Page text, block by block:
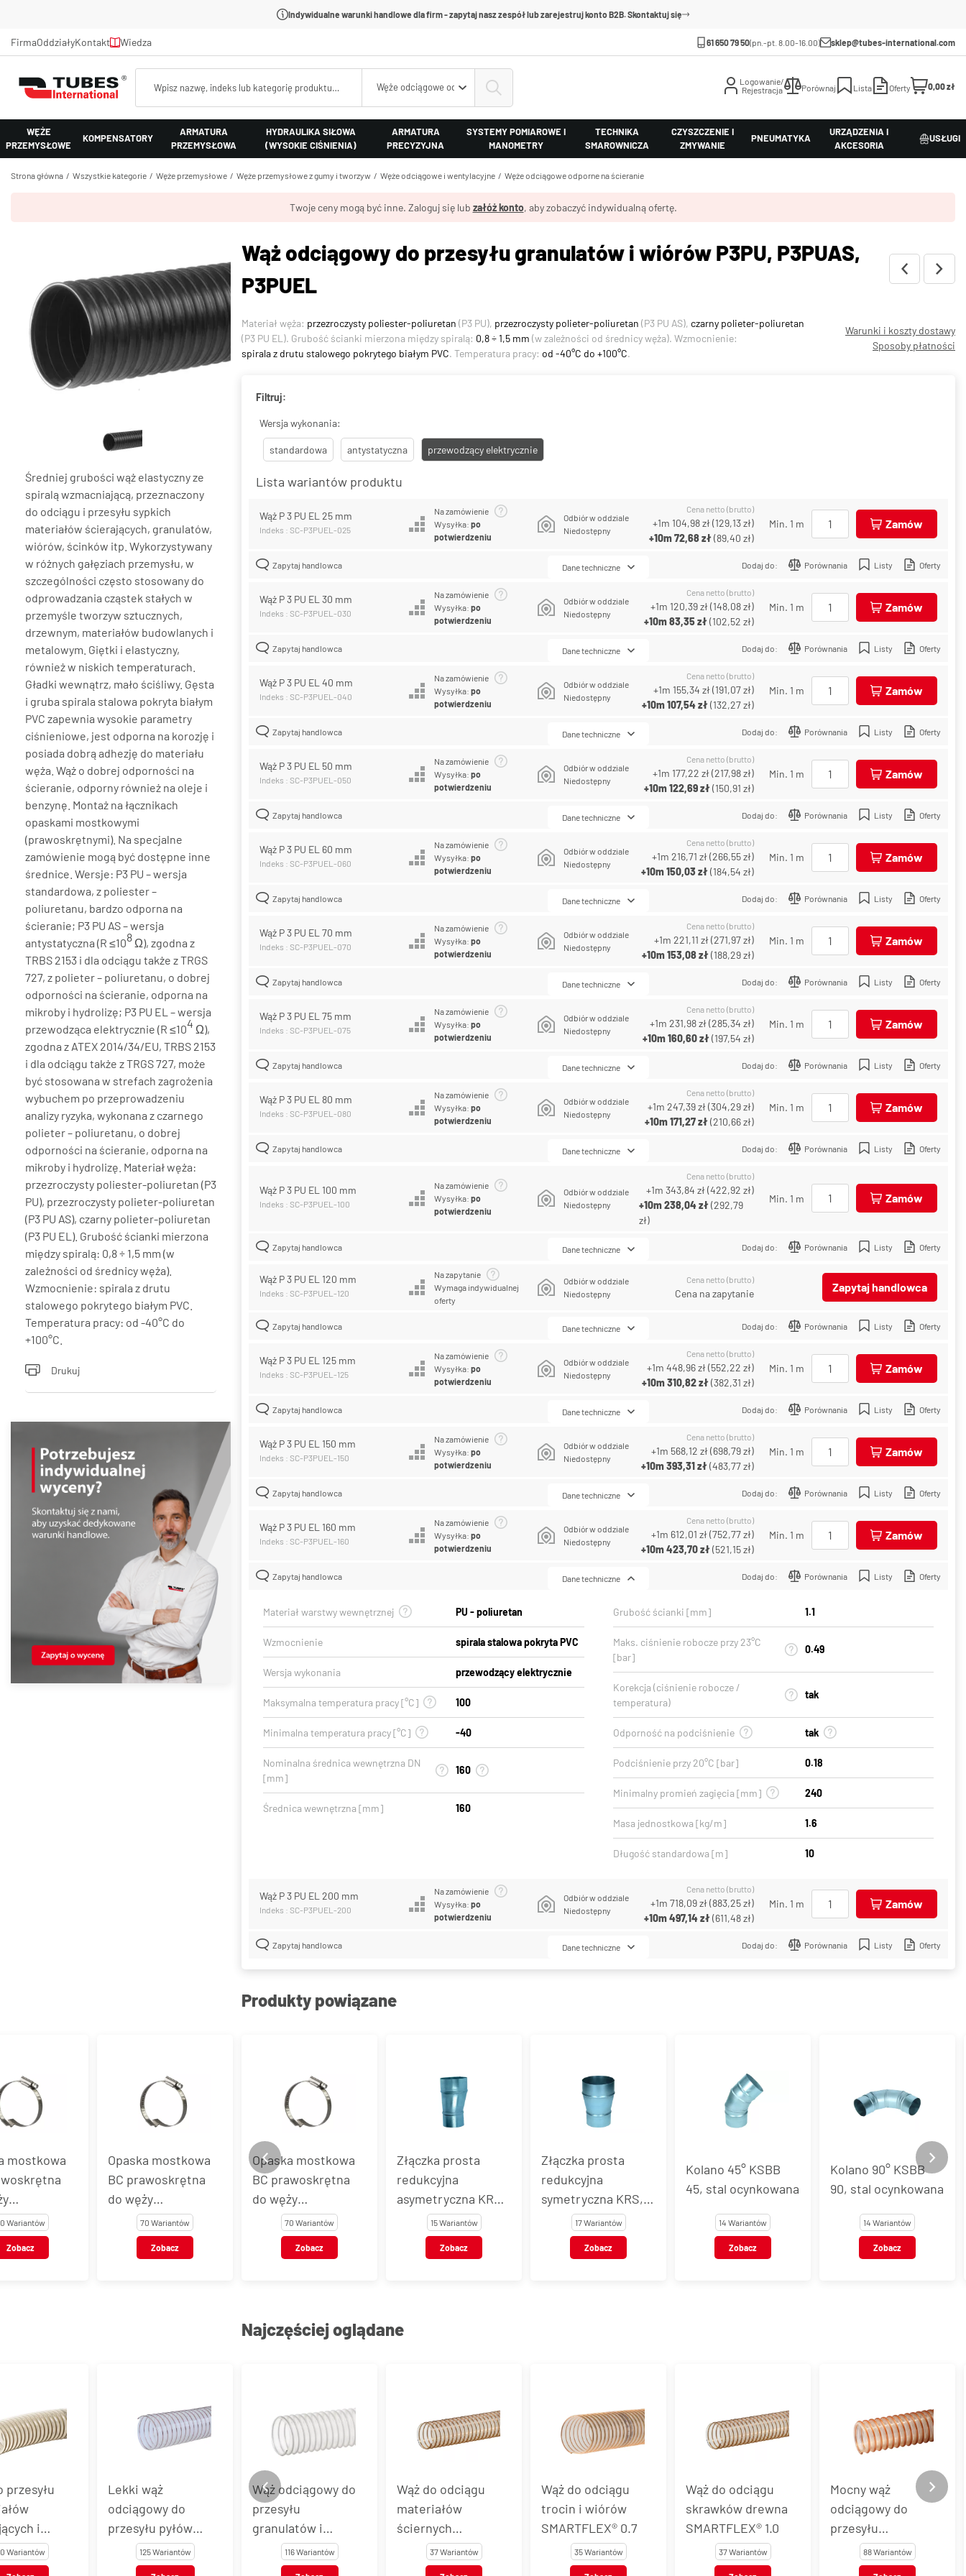
Indywidualne warunki handlowe dla firm - zapytaj nasz zespół lub zarejestruj konto B2B. Skontaktuj się
FirmaOddziałyKontakt Wiedza 61 650 79 50(pn.-pt. 8.00-16.00) sklep@tubes-international.com
Węże odciągowe odporne na ścieranie
Logowanie/
Rejestracja
Porównaj Lista Oferty 0,00 zł
WĘŻE
PRZEMYSŁOWE
KOMPENSATORY
ARMATURA
PRZEMYSŁOWA
HYDRAULIKA SIŁOWA
(WYSOKIE CIŚNIENIA)
ARMATURA
PRECYZYJNA
SYSTEMY POMIAROWE I
MANOMETRY
TECHNIKA
SMAROWNICZA
CZYSZCZENIE I
ZMYWANIE
PNEUMATYKA
URZĄDZENIA I
AKCESORIA
USŁUGI
Strona główna Wszystkie kategorie Węże przemysłowe Węże przemysłowe z gumy i tworzyw Węże odciągowe i wentylacyjne Węże odciągowe odporne na ścieranie
Twoje ceny mogą być inne. Zaloguj się lub załóż konto, aby zobaczyć indywidualną ofertę.
Średniej grubości wąż elastyczny ze
spiralą wzmacniającą, przeznaczony
do odciągu i przesyłu sypkich
materiałów ścierających, granulatów,
wiórów, ścinków itp. Wykorzystywany
w różnych gałęziach przemysłu, w
szczególności często stosowany do
odprowadzania cząstek stałych w
przemyśle tworzyw sztucznych,
drzewnym, materiałów budowlanych i
metalowym. Giętki i elastyczny,
również w niskich temperaturach.
Gładki wewnątrz, mało ściśliwy. Gęsta
i gruba spirala stalowa pokryta białym
PVC zapewnia wysokie parametry
ciśnieniowe, jest odporna na korozję i
posiada dobrą adhezję do materiału
węża. Wąż o dobrej odporności na
ścieranie, odporny również na oleje i
benzynę. Montaż na łącznikach
opaskami mostkowymi
(prawoskrętnymi). Na specjalne
zamówienie mogą być dostępne inne
średnice. Wersje: P3 PU – wersja
standardowa, z poliester –
poliuretanu, bardzo odporna na
ścieranie; P3 PU AS – wersja
antystatyczna (R ≤108 Ω), zgodna z
TRBS 2153 i dla odciągu także z TRGS
727, z polieter – poliuretanu, o dobrej
odporności na ścieranie, odporna na
mikroby i hydrolizę; P3 PU EL – wersja
przewodząca elektrycznie (R ≤104 Ω),
zgodna z ATEX 2014/34/EU, TRBS 2153
i dla odciągu także z TRGS 727, może
być stosowana w strefach zagrożenia
wybuchem po przeprowadzeniu
analizy ryzyka, wykonana z czarnego
polieter – poliuretanu, o dobrej
odporności na ścieranie, odporna na
mikroby i hydrolizę. Materiał węża:
przezroczysty poliester-poliuretan (P3
PU), przezroczysty polieter-poliuretan
(P3 PU AS), czarny polieter-poliuretan
(P3 PU EL). Grubość ścianki mierzona
między spiralą: 0,8 ÷ 1,5 mm (w
zależności od średnicy węża).
Wzmocnienie: spirala z drutu
stalowego pokrytego białym PVC.
Temperatura pracy: od -40°C do
+100°C.
Drukuj
Wąż odciągowy do przesyłu granulatów i wiórów P3PU, P3PUAS,
P3PUEL
Materiał węża: przezroczysty poliester-poliuretan (P3 PU), przezroczysty polieter-poliuretan (P3 PU AS), czarny polieter-poliuretan
(P3 PU EL). Grubość ścianki mierzona między spiralą: 0,8 ÷ 1,5 mm (w zależności od średnicy węża). Wzmocnienie:
spirala z drutu stalowego pokrytego białym PVC. Temperatura pracy: od -40°C do +100°C.
Warunki i koszty dostawy
Sposoby płatności
Filtruj:
Wersja wykonania:
standardowa antystatyczna przewodzący elektrycznie
Lista wariantów produktu
Wąż P 3 PU EL 25 mm
Indeks : SC-P3PUEL-025
Na zamówienie
Wysyłka:po
potwierdzeniu
Odbiór w oddziale
Niedostępny
Cena netto (brutto)
+1m 104,98 zł(129,13 zł)
+10m72,68 zł(89,40 zł)
Min. 1 m Zamów
Zapytaj handlowca Dodaj do: Porównania Listy Oferty
Dane techniczne
Wąż P 3 PU EL 30 mm
Indeks : SC-P3PUEL-030
Na zamówienie
Wysyłka:po
potwierdzeniu
Odbiór w oddziale
Niedostępny
Cena netto (brutto)
+1m 120,39 zł(148,08 zł)
+10m83,35 zł(102,52 zł)
Min. 1 m Zamów
Zapytaj handlowca Dodaj do: Porównania Listy Oferty
Dane techniczne
Wąż P 3 PU EL 40 mm
Indeks : SC-P3PUEL-040
Na zamówienie
Wysyłka:po
potwierdzeniu
Odbiór w oddziale
Niedostępny
Cena netto (brutto)
+1m 155,34 zł(191,07 zł)
+10m107,54 zł(132,27 zł)
Min. 1 m Zamów
Zapytaj handlowca Dodaj do: Porównania Listy Oferty
Dane techniczne
Wąż P 3 PU EL 50 mm
Indeks : SC-P3PUEL-050
Na zamówienie
Wysyłka:po
potwierdzeniu
Odbiór w oddziale
Niedostępny
Cena netto (brutto)
+1m 177,22 zł(217,98 zł)
+10m122,69 zł(150,91 zł)
Min. 1 m Zamów
Zapytaj handlowca Dodaj do: Porównania Listy Oferty
Dane techniczne
Wąż P 3 PU EL 60 mm
Indeks : SC-P3PUEL-060
Na zamówienie
Wysyłka:po
potwierdzeniu
Odbiór w oddziale
Niedostępny
Cena netto (brutto)
+1m 216,71 zł(266,55 zł)
+10m150,03 zł(184,54 zł)
Min. 1 m Zamów
Zapytaj handlowca Dodaj do: Porównania Listy Oferty
Dane techniczne
Wąż P 3 PU EL 70 mm
Indeks : SC-P3PUEL-070
Na zamówienie
Wysyłka:po
potwierdzeniu
Odbiór w oddziale
Niedostępny
Cena netto (brutto)
+1m 221,11 zł(271,97 zł)
+10m153,08 zł(188,29 zł)
Min. 1 m Zamów
Zapytaj handlowca Dodaj do: Porównania Listy Oferty
Dane techniczne
Wąż P 3 PU EL 75 mm
Indeks : SC-P3PUEL-075
Na zamówienie
Wysyłka:po
potwierdzeniu
Odbiór w oddziale
Niedostępny
Cena netto (brutto)
+1m 231,98 zł(285,34 zł)
+10m160,60 zł(197,54 zł)
Min. 1 m Zamów
Zapytaj handlowca Dodaj do: Porównania Listy Oferty
Dane techniczne
Wąż P 3 PU EL 80 mm
Indeks : SC-P3PUEL-080
Na zamówienie
Wysyłka:po
potwierdzeniu
Odbiór w oddziale
Niedostępny
Cena netto (brutto)
+1m 247,39 zł(304,29 zł)
+10m171,27 zł(210,66 zł)
Min. 1 m Zamów
Zapytaj handlowca Dodaj do: Porównania Listy Oferty
Dane techniczne
Wąż P 3 PU EL 100 mm
Indeks : SC-P3PUEL-100
Na zamówienie
Wysyłka:po
potwierdzeniu
Odbiór w oddziale
Niedostępny
Cena netto (brutto)
+1m 343,84 zł(422,92 zł)
+10m238,04 zł(292,79
zł)
Min. 1 m Zamów
Zapytaj handlowca Dodaj do: Porównania Listy Oferty
Dane techniczne
Wąż P 3 PU EL 120 mm
Indeks : SC-P3PUEL-120
Na zapytanie
Wymaga indywidualnej
oferty
Odbiór w oddziale
Niedostępny
Cena netto (brutto)
Cena na zapytanie Zapytaj handlowca
Zapytaj handlowca Dodaj do: Porównania Listy Oferty
Dane techniczne
Wąż P 3 PU EL 125 mm
Indeks : SC-P3PUEL-125
Na zamówienie
Wysyłka:po
potwierdzeniu
Odbiór w oddziale
Niedostępny
Cena netto (brutto)
+1m 448,96 zł(552,22 zł)
+10m310,82 zł(382,31 zł)
Min. 1 m Zamów
Zapytaj handlowca Dodaj do: Porównania Listy Oferty
Dane techniczne
Wąż P 3 PU EL 150 mm
Indeks : SC-P3PUEL-150
Na zamówienie
Wysyłka:po
potwierdzeniu
Odbiór w oddziale
Niedostępny
Cena netto (brutto)
+1m 568,12 zł(698,79 zł)
+10m393,31 zł(483,77 zł)
Min. 1 m Zamów
Zapytaj handlowca Dodaj do: Porównania Listy Oferty
Dane techniczne
Wąż P 3 PU EL 160 mm
Indeks : SC-P3PUEL-160
Na zamówienie
Wysyłka:po
potwierdzeniu
Odbiór w oddziale
Niedostępny
Cena netto (brutto)
+1m 612,01 zł(752,77 zł)
+10m423,70 zł(521,15 zł)
Min. 1 m Zamów
Zapytaj handlowca Dodaj do: Porównania Listy Oferty
Dane techniczne
Materiał warstwy wewnętrznej PU - poliuretan
Wzmocnienie spirala stalowa pokryta PVC
Wersja wykonania przewodzący elektrycznie
Maksymalna temperatura pracy [°C] 100
Minimalna temperatura pracy [°C] -40
Nominalna średnica wewnętrzna DN
[mm]
160
Średnica wewnętrzna [mm] 160
Grubość ścianki [mm] 1.1
Maks. ciśnienie robocze przy 23°C
[bar]
0.49
Korekcja (ciśnienie robocze /
temperatura)
tak
Odporność na podciśnienie tak
Podciśnienie przy 20°C [bar] 0.18
Minimalny promień zagięcia [mm] 240
Masa jednostkowa [kg/m] 1.6
Długość standardowa [m] 10
Wąż P 3 PU EL 200 mm
Indeks : SC-P3PUEL-200
Na zamówienie
Wysyłka:po
potwierdzeniu
Odbiór w oddziale
Niedostępny
Cena netto (brutto)
+1m 718,09 zł(883,25 zł)
+10m497,14 zł(611,48 zł)
Min. 1 m Zamów
Zapytaj handlowca Dodaj do: Porównania Listy Oferty
Dane techniczne
Produkty powiązane
mostkowa
stal AISI
Wariantów
Zobacz
Opaska mostkowa
BC prawoskrętna
do węży
wzmacnianych
spiralą, stal AISI
70 Wariantów
Zobacz
Opaska mostkowa
BC prawoskrętna
do węży
wzmacnianych
spiralą, stal AISI 316
70 Wariantów
Zobacz
Złączka prosta
redukcyjna
asymetryczna KRA,
stal ocynkowana
15 Wariantów
Zobacz
Złączka prosta
redukcyjna
symetryczna KRS,
stal ocynkowana
17 Wariantów
Zobacz
Kolano 45° KSBB
45, stal ocynkowana
14 Wariantów
Zobacz
Kolano 90° KSBB
90, stal ocynkowana
14 Wariantów
Zobacz
Najczęściej oglądane
przesyłu
i
produktów
Wariantów
Lekki wąż
odciągowy do
przesyłu pyłów
P2PU, P2PUAS
125 Wariantów
Wąż odciągowy do
przesyłu
granulatów i
wiórów P3PU,
P3PUAS, P3PUEL
116 Wariantów
Wąż do odciągu
materiałów
ściernych
SMARTFLEX® 1.4
37 Wariantów
Wąż do odciągu
trocin i wiórów
SMARTFLEX® 0.7
35 Wariantów
Wąż do odciągu
skrawków drewna
SMARTFLEX® 1.0
37 Wariantów
Mocny wąż
odciągowy do
przesyłu
materiałów
ścierających
88 Wariantów